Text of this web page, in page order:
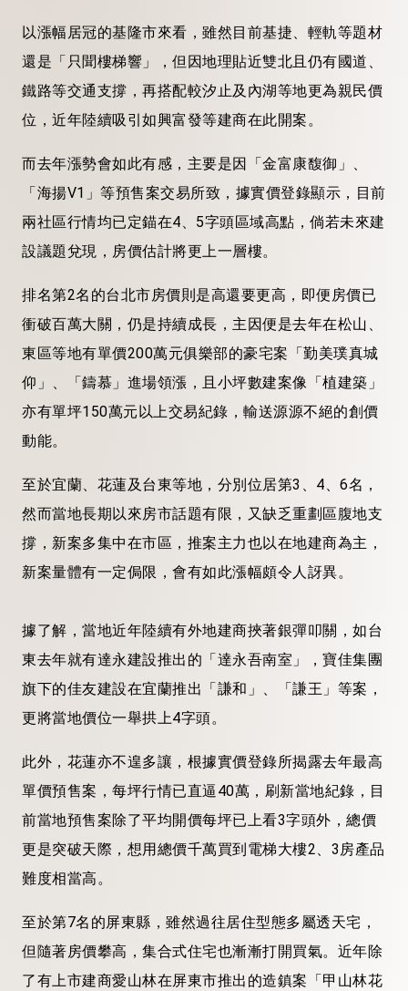
以漲幅居冠的基隆市來看，雖然目前基捷、輕軌等題材
還是「只聞樓梯響」，但因地理貼近雙北且仍有國道、
鐵路等交通支撐，再搭配較汐止及內湖等地更為親民價
位，近年陸續吸引如興富發等建商在此開案。
而去年漲勢會如此有感，主要是因「金富康馥御」、
「海揚V1」等預售案交易所致，據實價登錄顯示，目前
兩社區行情均已定錨在4、5字頭區域高點，倘若未來建
設議題兌現，房價估計將更上一層樓。
排名第2名的台北市房價則是高還要更高，即便房價已
衝破百萬大關，仍是持續成長，主因便是去年在松山、
東區等地有單價200萬元俱樂部的豪宅案「勤美璞真城
仰」、「鑄慕」進場領漲，且小坪數建案像「植建築」
亦有單坪150萬元以上交易紀錄，輸送源源不絕的創價
動能。
至於宜蘭、花蓮及台東等地，分別位居第3、4、6名，
然而當地長期以來房市話題有限，又缺乏重劃區腹地支
撐，新案多集中在市區，推案主力也以在地建商為主，
新案量體有一定侷限，會有如此漲幅頗令人訝異。
據了解，當地近年陸續有外地建商挾著銀彈叩關，如台
東去年就有達永建設推出的「達永吾南室」，寶佳集團
旗下的佳友建設在宜蘭推出「謙和」、「謙王」等案，
更將當地價位一舉拱上4字頭。
此外，花蓮亦不遑多讓，根據實價登錄所揭露去年最高
單價預售案，每坪行情已直逼40萬，刷新當地紀錄，目
前當地預售案除了平均開價每坪已上看3字頭外，總價
更是突破天際，想用總價千萬買到電梯大樓2、3房產品
難度相當高。
至於第7名的屏東縣，雖然過往居住型態多屬透天宅，
但隨著房價攀高，集合式住宅也漸漸打開買氣。近年除
了有上市建商愛山林在屏東市推出的造鎮案「甲山林花